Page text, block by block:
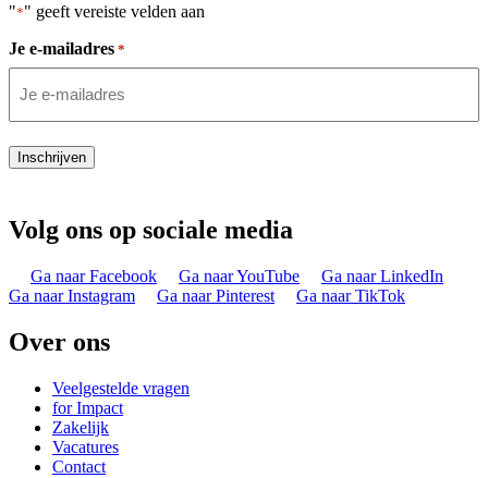
"*" geeft vereiste velden aan
Je e-mailadres *
Inschrijven
Volg ons op sociale media
Ga naar Facebook Ga naar YouTube
Ga naar LinkedIn
Ga naar Instagram
Ga naar Pinterest Ga naar TikTok
Over ons
Veelgestelde vragen
for Impact
Zakelijk
Vacatures
Contact